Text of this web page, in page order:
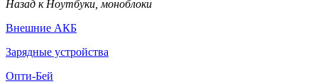
Назад к Ноутбуки, моноблоки
Внешние АКБ
Зарядные устройства
Опти-Бей